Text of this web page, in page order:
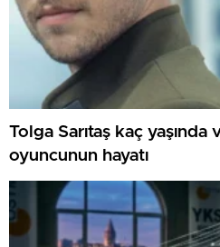
Tolga Sarıtaş kaç yaşında
oyuncunun hayatı